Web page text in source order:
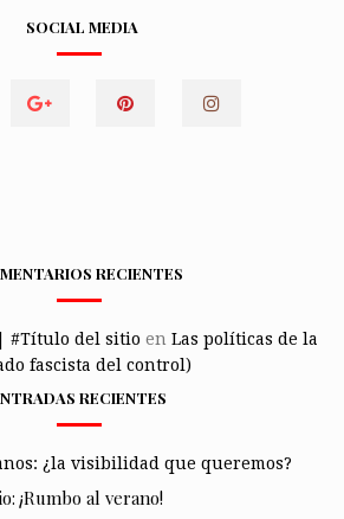
SOCIAL MEDIA
RECIENTES
#Título del sitio en Las políticas de la
fascista del control)
RECIENTES
¿la visibilidad que queremos?
¡Rumbo al verano!